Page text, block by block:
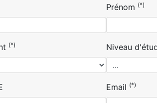
Prénom (*)
(*) Niveau
Email (*)